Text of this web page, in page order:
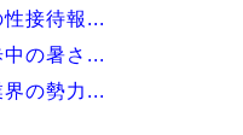
接待報...
の暑さ...
の勢力...